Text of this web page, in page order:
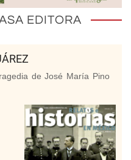
EDITORA
de José María Pino